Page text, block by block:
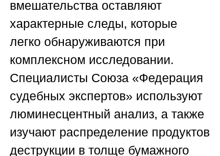
вмешательства оставляют
характерные следы, которые
легко обнаруживаются при
комплексном исследовании.
Специалисты Союза «Федерация
судебных экспертов» используют
люминесцентный анализ, а также
изучают распределение продуктов
деструкции в толще бумажного